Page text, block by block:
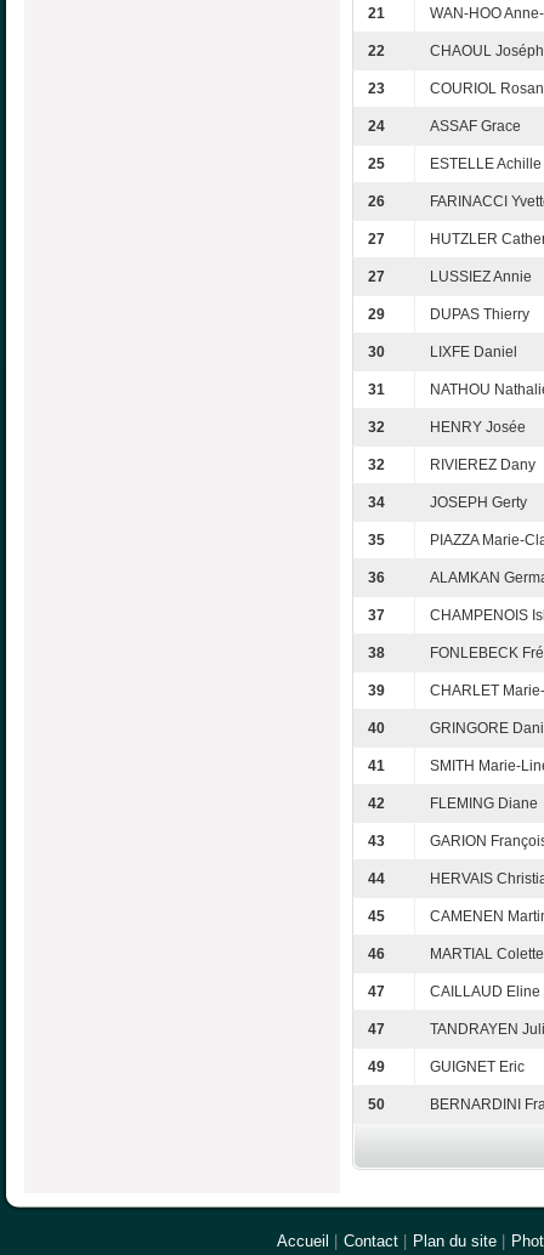
21 WAN-HOO
22 CHAOUL
23 COURIOL Rosan
24 ASSAF Grace
25 ESTELLE Achille
26 FARINACCI
27 HUTZLER
27 LUSSIEZ Annie
29 DUPAS Thierry
30 LIXFE Daniel
31 NATHOU
32 HENRY Josée
32 RIVIEREZ Dany
34 JOSEPH Gerty
35 PIAZZA Marie-
36 ALAMKAN
37 CHAMPENOIS
38 FONLEBECK
39 CHARLET
40 GRINGORE
41 SMITH Marie-
42 FLEMING Diane
43 GARION
44 HERVAIS
45 CAMENEN
46 MARTIAL Colette
47 CAILLAUD Eline
47 TANDRAYEN
49 GUIGNET Eric
50 BERNARDINI
Accueil Contact Plan du site